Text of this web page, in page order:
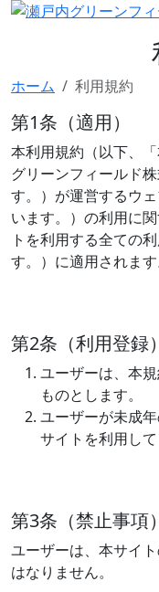
ホーム 利用規約
第1条（適用）
本利用規約（以下、
グリーンフィールド
す。）が運営するウ
います。）の利用に
トを利用する全ての
す。）に適用されます
第2条（利用登録）
ユーザーは、本
ものとします。
ユーザーが未成
サイトを利用して
第3条（禁止事項）
ユーザーは、本サイ
はなりません。